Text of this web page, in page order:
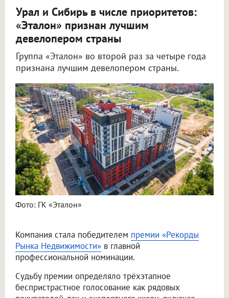
Урал и Сибирь в числе приоритетов:
«Эталон» признан лучшим
девелопером страны
Группа «Эталон» во второй раз за четыре года
признана лучшим девелопером страны.
Фото: ГК «Эталон»
Компания стала победителем премии «Рекорды
Рынка Недвижимости» в главной
профессиональной номинации.
Судьбу премии определяло трёхэтапное
беспристрастное голосование как рядовых